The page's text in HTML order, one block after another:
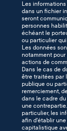
Les
dans un fichier
seront
personnes
échéant le
ou particulier
Les données
notamment pour
actions de
Dans le cas de
être traitées par
publique ou
remerciement,
dans le cadre
une
particulier, les
afin d'établir
capitalistique